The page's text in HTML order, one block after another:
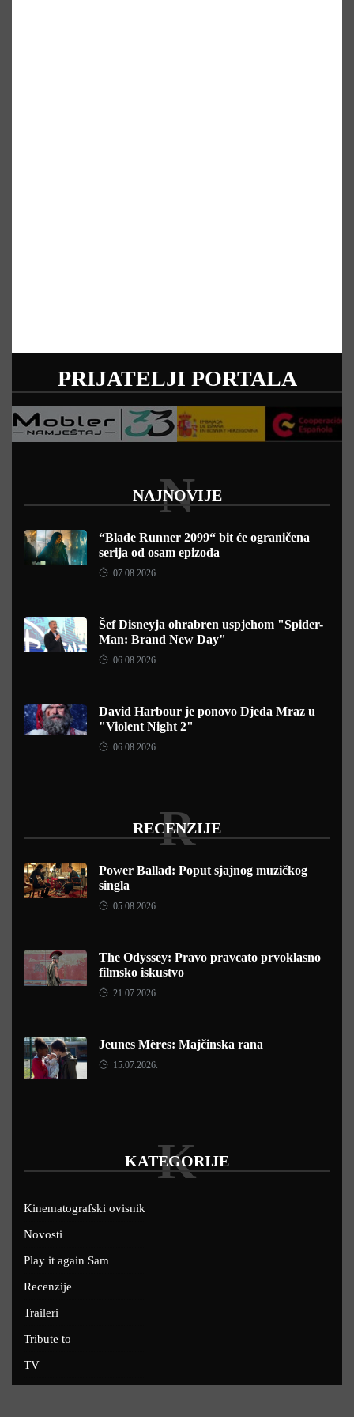
PRIJATELJI PORTALA
NAJNOVIJE
N
“Blade Runner 2099“ bit će ograničena
serija od osam epizoda
07.08.2026.
Šef Disneyja ohrabren uspjehom "Spider-
Man: Brand New Day"
06.08.2026.
David Harbour je ponovo Djeda Mraz u
"Violent Night 2"
06.08.2026.
RECENZIJE
R
Power Ballad: Poput sjajnog muzičkog
singla
05.08.2026.
The Odyssey: Pravo pravcato prvoklasno
filmsko iskustvo
21.07.2026.
Jeunes Mères: Majčinska rana
15.07.2026.
KATEGORIJE
K
Kinematografski ovisnik
Novosti
Play it again Sam
Recenzije
Traileri
Tribute to
TV